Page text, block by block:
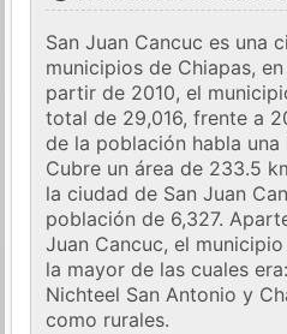
San Juan Cancuc es una
municipios de Chiapas,
partir de 2010, el
total de 29,016, frente a
de la población habla una
Cubre un área de 233.5
la ciudad de San Juan
población de 6,327.
Juan Cancuc, el
la mayor de las cuales
Nichteel San Antonio y
como rurales.